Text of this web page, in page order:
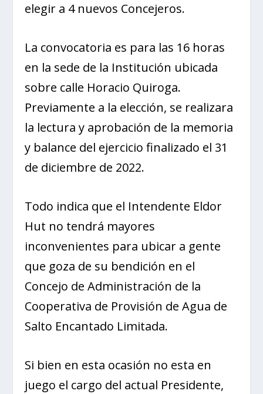
elegir a 4 nuevos Concejeros.
La convocatoria es para las 16 horas
en la sede de la Institución ubicada
sobre calle Horacio Quiroga.
Previamente a la elección, se realizara
la lectura y aprobación de la memoria
y balance del ejercicio finalizado el 31
de diciembre de 2022.
Todo indica que el Intendente Eldor
Hut no tendrá mayores
inconvenientes para ubicar a gente
que goza de su bendición en el
Concejo de Administración de la
Cooperativa de Provisión de Agua de
Salto Encantado Limitada.
Si bien en esta ocasión no esta en
juego el cargo del actual Presidente,